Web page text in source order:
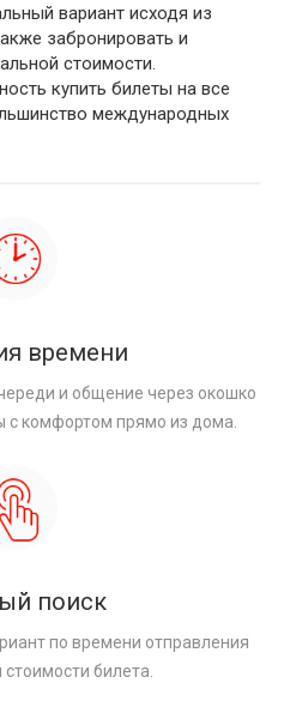
вариант исходя из
забронировать и
стоимости.
купить билеты на все
международных
времени
и общение через окошко
с комфортом прямо из дома.
поиск
по времени отправления
билета.